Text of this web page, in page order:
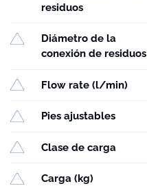
residuos
Diámetro de la
conexión de residuos
Flow rate (l/min)
Pies ajustables
Clase de carga
Carga (kg)